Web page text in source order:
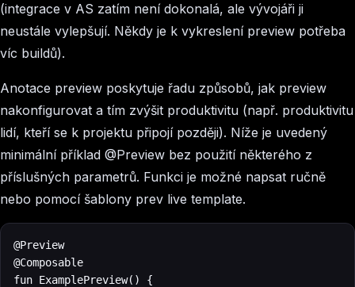
(integrace v AS zatím není dokonalá, ale vývojáři ji
neustále vylepšují. Někdy je k vykreslení preview potřeba
víc buildů).
Anotace preview poskytuje řadu způsobů, jak preview
nakonfigurovat a tím zvýšit produktivitu (např. produktivitu
lidí, kteří se k projektu připojí později). Níže je uvedený
minimální příklad @Preview bez použití některého z
příslušných parametrů. Funkci je možné napsat ručně
nebo pomocí šablony prev live template.
@Preview
@Composable
fun ExamplePreview() {